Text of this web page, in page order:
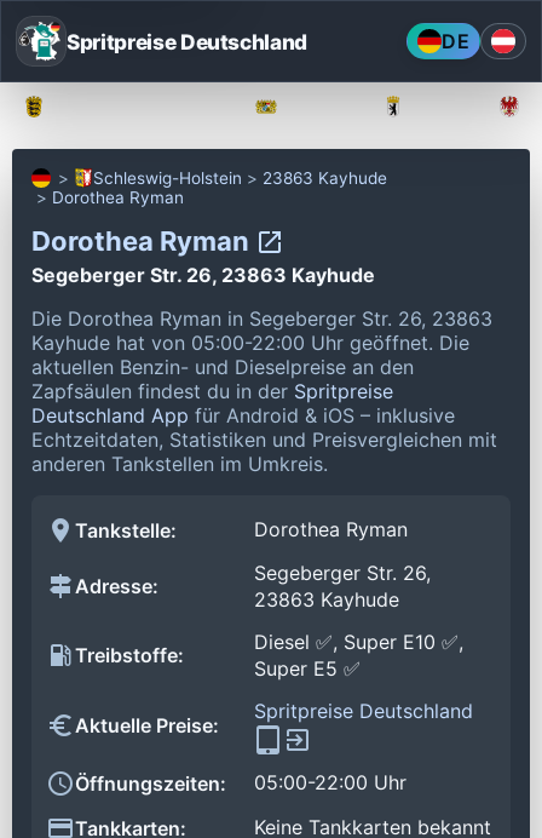
Spritpreise Deutschland DE
Schleswig-Holstein
23863 Kayhude
Dorothea Ryman
Dorothea Ryman
Segeberger Str. 26, 23863 Kayhude
Die Dorothea Ryman in Segeberger Str. 26, 23863
Kayhude hat von 05:00-22:00 Uhr geöffnet. Die
aktuellen Benzin- und Dieselpreise an den
Zapfsäulen findest du in der Spritpreise
Deutschland App für Android & iOS – inklusive
Echtzeitdaten, Statistiken und Preisvergleichen mit
anderen Tankstellen im Umkreis.
Tankstelle: Dorothea Ryman
Adresse:
Segeberger Str. 26,
23863 Kayhude
Treibstoffe:
Diesel ✅, Super E10 ✅,
Super E5 ✅
Aktuelle Preise:
Spritpreise Deutschland
Öffnungszeiten:
05:00-22:00 Uhr
Tankkarten:
Keine Tankkarten bekannt